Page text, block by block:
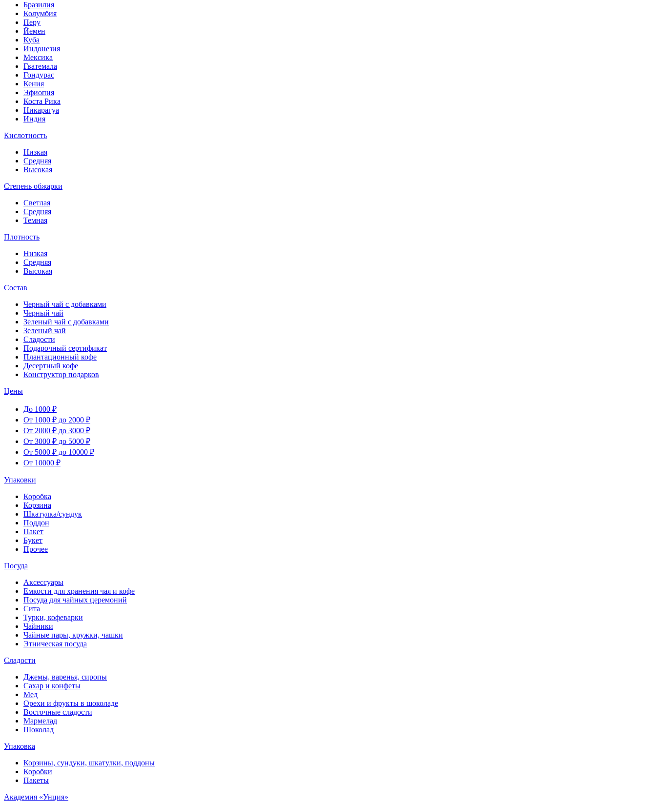
Бразилия
Колумбия
Перу
Йемен
Куба
Индонезия
Мексика
Гватемала
Гондурас
Кения
Эфиопия
Коста Рика
Никарагуа
Индия
Кислотность
Низкая
Средняя
Высокая
Степень обжарки
Светлая
Средняя
Темная
Плотность
Низкая
Средняя
Высокая
Состав
Черный чай с добавками
Черный чай
Зеленый чай с добавками
Зеленый чай
Сладости
Подарочный сертификат
Плантационный кофе
Десертный кофе
Конструктор подарков
Цены
До 1000 ₽
От 1000 ₽ до 2000 ₽
От 2000 ₽ до 3000 ₽
От 3000 ₽ до 5000 ₽
От 5000 ₽ до 10000 ₽
От 10000 ₽
Упаковки
Коробка
Корзина
Шкатулка/сундук
Поддон
Пакет
Букет
Прочее
Посуда
Аксессуары
Емкости для хранения чая и кофе
Посуда для чайных церемоний
Сита
Турки, кофеварки
Чайники
Чайные пары, кружки, чашки
Этническая посуда
Сладости
Джемы, варенья, сиропы
Сахар и конфеты
Мед
Орехи и фрукты в шоколаде
Восточные сладости
Мармелад
Шоколад
Упаковка
Корзины, сундуки, шкатулки, поддоны
Коробки
Пакеты
Академия «Унция»